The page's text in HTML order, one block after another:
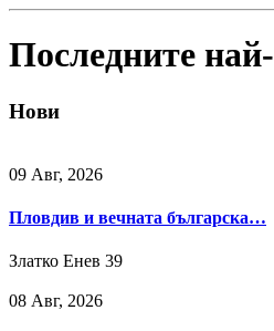
Последните най-
Нови
09 Авг, 2026
Пловдив и вечната българска…
Златко Енев 39
08 Авг, 2026